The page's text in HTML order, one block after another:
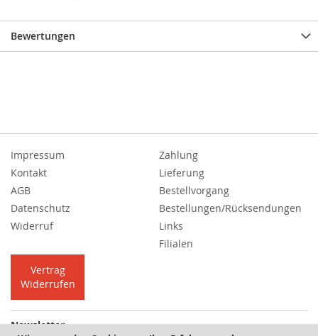
Bewertungen
Impressum
Kontakt
AGB
Datenschutz
Widerruf
Vertrag
Widerrufen
Zahlung
Lieferung
Bestellvorgang
Bestellungen/Rücksendungen
Links
Filialen
Newsletter